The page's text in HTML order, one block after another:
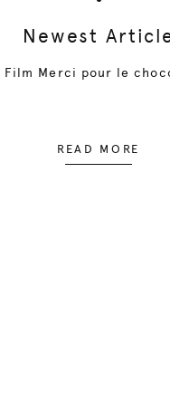
Newest
Film Merci pour le
READ MORE